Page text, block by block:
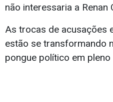
não interessaria a Renan
As trocas de acusações
estão se transformando
pongue político em pleno